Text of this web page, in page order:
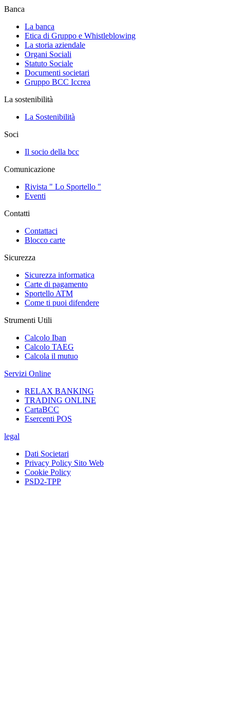
Banca
La banca
Etica di Gruppo e Whistleblowing
La storia aziendale
Organi Sociali
Statuto Sociale
Documenti societari
Gruppo BCC Iccrea
La sostenibilità
La Sostenibilità
Soci
Il socio della bcc
Comunicazione
Rivista " Lo Sportello "
Eventi
Contatti
Contattaci
Blocco carte
Sicurezza
Sicurezza informatica
Carte di pagamento
Sportello ATM
Come ti puoi difendere
Strumenti Utili
Calcolo Iban
Calcolo TAEG
Calcola il mutuo
Servizi Online
RELAX BANKING
TRADING ONLINE
CartaBCC
Esercenti POS
legal
Dati Societari
Privacy Policy Sito Web
Cookie Policy
PSD2-TPP